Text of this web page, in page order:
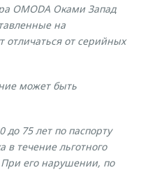
OMODA Оками Запад
на
отличаться от серийных
может быть
до 75 лет по паспорту
в течение льготного
При его нарушении, по